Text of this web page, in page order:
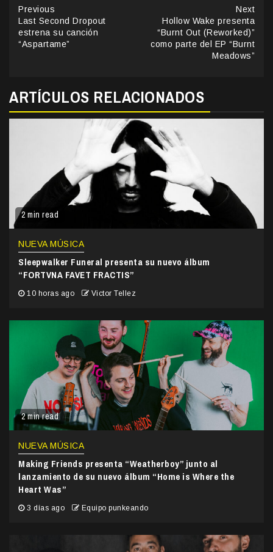
Continue
Reading
Previous
Last Second Dropout
estrena su canción
“Aspartame”
Next
Hollow Wake presenta
“Burnt Out (Reworked)”
como parte del EP “Burnt
Meadows”
ARTÍCULOS RELACIONADOS
2 min read
NUEVA MÚSICA
Sleepwalker Funeral presenta su nuevo álbum
“FORTVNA FAVET FRACTIS”
10 horas ago Victor Tellez
2 min read
NUEVA MÚSICA
Making Friends presenta “Weatherboy” junto al
lanzamiento de su nuevo álbum “Home is Where the
Heart Was”
3 días ago Equipo punkeando